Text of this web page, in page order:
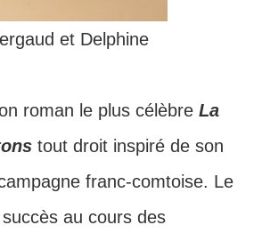
et Delphine
roman le plus célèbre La
tout droit inspiré de son
franc-comtoise. Le
au cours des